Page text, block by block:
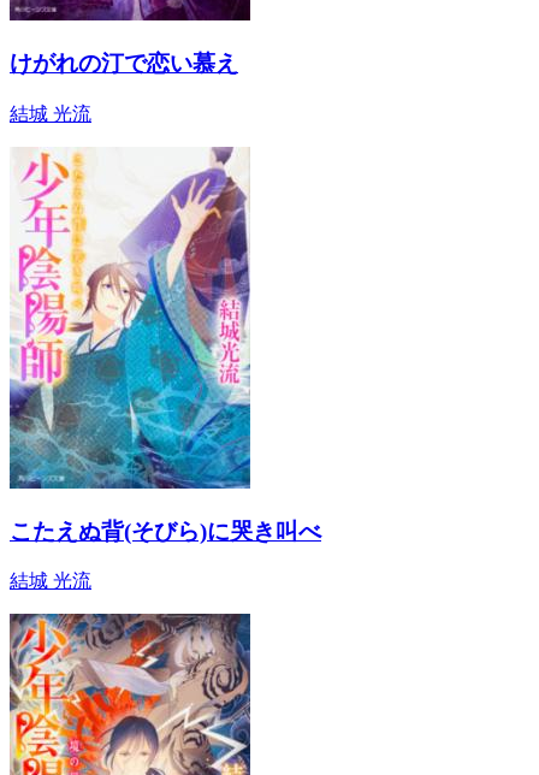
けがれの汀で恋い慕え
結城 光流
こたえぬ背(そびら)に哭き叫べ
結城 光流